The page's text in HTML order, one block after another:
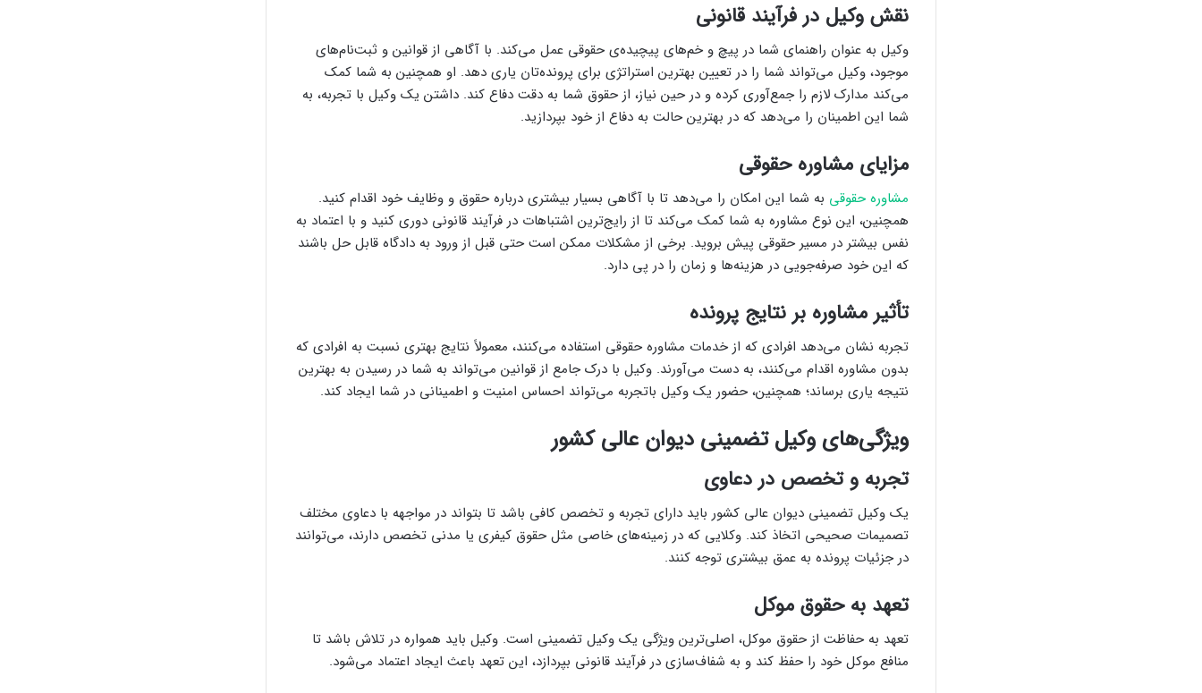
نقش وکیل در فرآیند قانونی
وکیل به عنوان راهنمای شما در پیچ و خم‌های پیچیده‌ی حقوقی عمل می‌کند. با آگاهی از قوانین و ثبت‌نام‌های
موجود، وکیل می‌تواند شما را در تعیین بهترین استراتژی‌ برای پرونده‌تان یاری دهد. او همچنین به شما کمک
می‌کند مدارک لازم را جمع‌آوری کرده و در حین نیاز، از حقوق شما به دقت دفاع کند. داشتن یک وکیل با تجربه، به
شما این اطمینان را می‌دهد که در بهترین حالت به دفاع از خود بپردازید.
مزایای مشاوره حقوقی
مشاوره حقوقی به شما این امکان را می‌دهد تا با آگاهی بسیار بیشتری درباره حقوق و وظایف خود اقدام کنید.
همچنین، این نوع مشاوره به شما کمک می‌کند تا از رایج‌ترین اشتباهات در فرآیند قانونی دوری کنید و با اعتماد به
نفس بیشتر در مسیر حقوقی پیش بروید. برخی از مشکلات ممکن است حتی قبل از ورود به دادگاه قابل حل باشند
که این خود صرفه‌جویی در هزینه‌ها و زمان را در پی دارد.
تأثیر مشاوره بر نتایج پرونده
تجربه نشان می‌دهد افرادی که از خدمات مشاوره حقوقی استفاده می‌کنند، معمولاً نتایج بهتری نسبت به افرادی که
بدون مشاوره اقدام می‌کنند، به دست می‌آورند. وکیل با درک جامع از قوانین می‌تواند به شما در رسیدن به بهترین
نتیجه یاری برساند؛ همچنین، حضور یک وکیل باتجربه می‌تواند احساس امنیت و اطمینانی در شما ایجاد کند.
ویژگی‌های وکیل تضمینی دیوان عالی کشور
تجربه و تخصص در دعاوی
یک وکیل تضمینی دیوان عالی کشور باید دارای تجربه و تخصص کافی باشد تا بتواند در مواجهه با دعاوی مختلف
تصمیمات صحیحی اتخاذ کند. وکلایی که در زمینه‌های خاصی مثل حقوق کیفری یا مدنی تخصص دارند، می‌توانند
در جزئیات پرونده به عمق بیشتری توجه کنند.
تعهد به حقوق موکل
تعهد به حفاظت از حقوق موکل، اصلی‌ترین ویژگی یک وکیل تضمینی است. وکیل باید همواره در تلاش باشد تا
منافع موکل خود را حفظ کند و به شفاف‌سازی در فرآیند قانونی بپردازد، این تعهد باعث ایجاد اعتماد می‌شود.